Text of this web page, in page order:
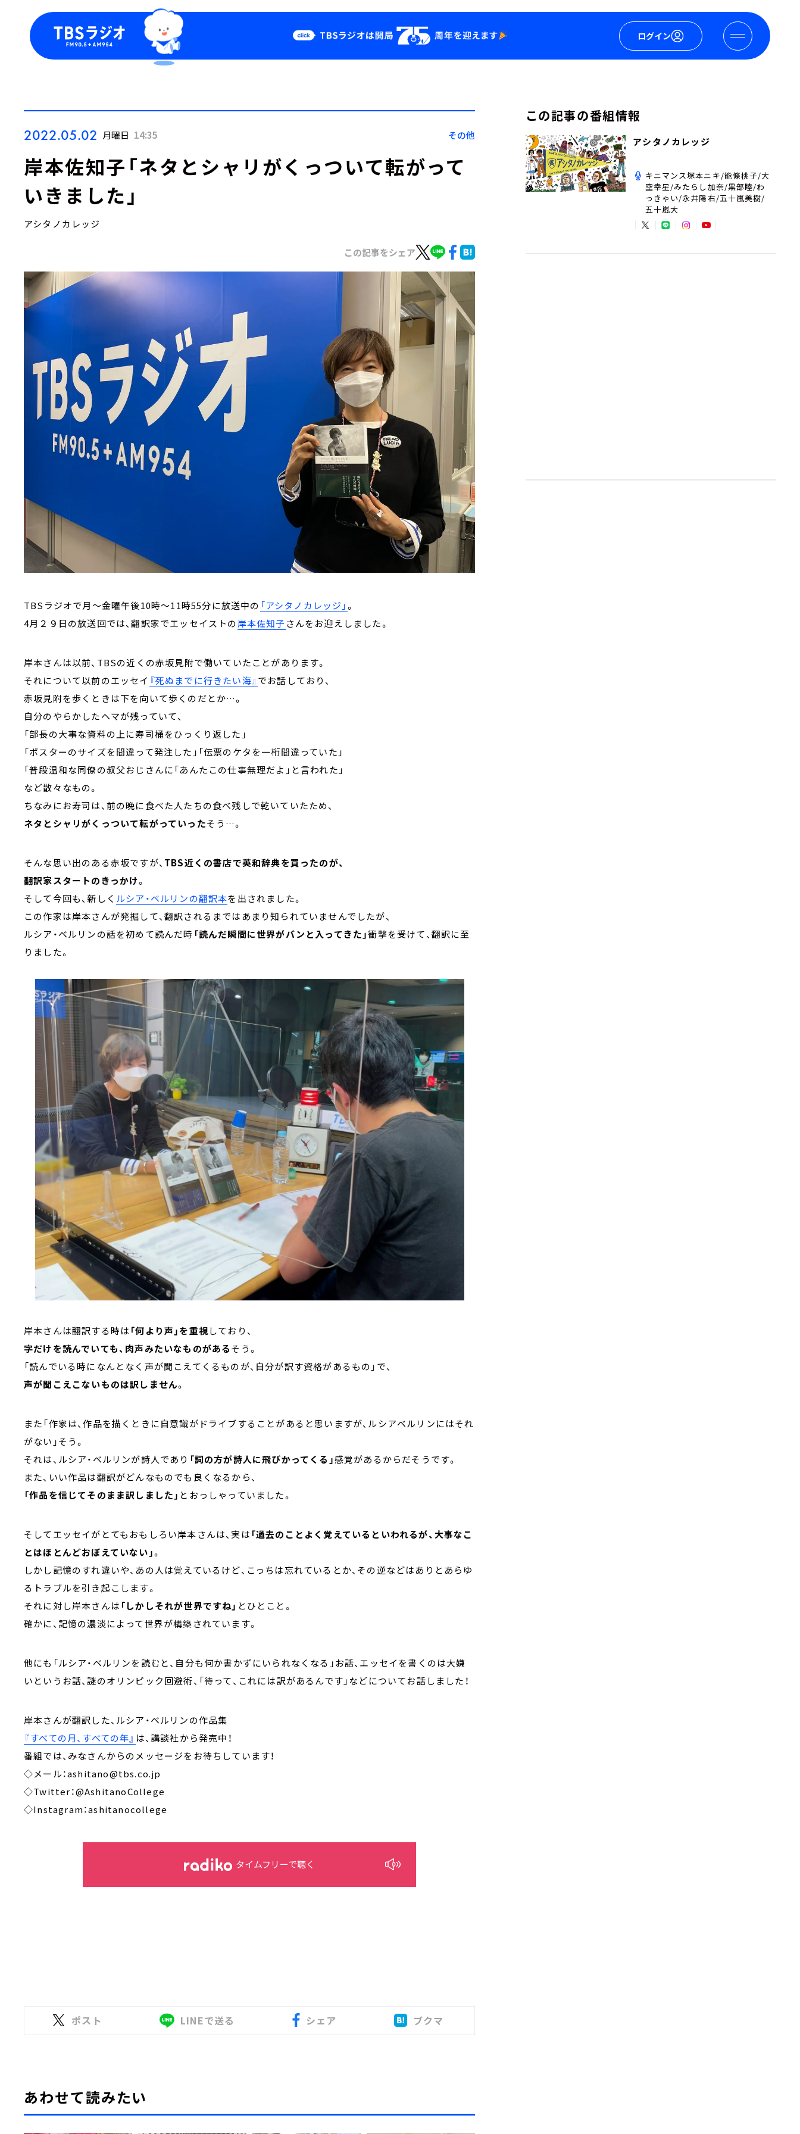
ログイン
Podcast
YouTube
2022.05.02 月曜日 14:35 その他
岸本佐知子「ネタとシャリがくっついて転がって
いきました」
アシタノカレッジ
この記事をシェア
TBSラジオで月～金曜午後10時～11時55分に放送中の 「アシタノカレッジ」。
4月２９日の放送回では、翻訳家でエッセイストの岸本佐知子さんをお迎えしました。
岸本さんは以前、TBSの近くの赤坂見附で働いていたことがあります。
それについて以前のエッセイ 『死ぬまでに行きたい海』 でお話しており、
赤坂見附を歩くときは下を向いて歩くのだとか…。
自分のやらかしたヘマが残っていて、
「部長の大事な資料の上に寿司桶をひっくり返した」
「ポスターのサイズを間違って発注した」「伝票のケタを一桁間違っていた」
「普段温和な同僚の叔父おじさんに「あんたこの仕事無理だよ」と言われた」
など散々なもの。
ちなみにお寿司は、前の晩に食べた人たちの食べ残しで乾いていたため、
ネタとシャリがくっついて転がっていったそう…。
そんな思い出のある赤坂ですが、 TBS近くの書店で英和辞典を買ったのが、
翻訳家スタートのきっかけ。
そして今回も、新しく ルシア・ベルリンの翻訳本を出されました。
この作家は岸本さんが発掘して、翻訳されるまではあまり知られていませんでしたが、
ルシア・ベルリンの話を初めて読んだ時 「読んだ瞬間に世界がバンと入ってきた」衝撃を受けて、翻訳に至
りました。
岸本さんは翻訳する時は 「何より声」を重視しており、
字だけを読んでいても、肉声みたいなものがあるそう。
「読んでいる時になんとなく声が聞こえてくるものが、自分が訳す資格があるもの」で、
声が聞こえこないものは訳しません。
また「作家は、作品を描くときに自意識がドライブすることがあると思いますが、ルシアベルリンにはそれ
がない」そう。
それは、ルシア・ベルリンが詩人であり 「詞の方が詩人に飛びかってくる」感覚があるからだそうです。
また、いい作品は翻訳がどんなものでも良くなるから、
「作品を信じてそのまま訳しました」 とおっしゃっていました。
そしてエッセイがとてもおもしろい岸本さんは、実は 「過去のことよく覚えているといわれるが、大事なこ
とはほとんどおぼえていない」。
しかし記憶のすれ違いや、あの人は覚えているけど、こっちは忘れているとか、その逆などはありとあらゆ
るトラブルを引き起こします。
それに対し岸本さんは 「しかしそれが世界ですね」 とひとこと。
確かに、記憶の濃淡によって世界が構築されています。
他にも「ルシア・ベルリンを読むと、自分も何か書かずにいられなくなる」お話、エッセイを書くのは大嫌
いというお話、謎のオリンピック回避術、「待って、これには訳があるんです」などについてお話しました！
岸本さんが翻訳した、ルシア・ベルリンの作品集
『すべての月、すべての年』 は、講談社から発売中！
番組では、みなさんからのメッセージをお待ちしています！
◇メール：ashitano@tbs.co.jp
◇Twitter：@AshitanoCollege
◇Instagram：ashitanocollege
タイムフリーで聴く
ポスト LINEで送る シェア ブクマ
あわせて読みたい
この記事の番組情報
アシタノカレッジ
キニマンス塚本ニキ/能條桃子/大
空幸星/みたらし加奈/黒部睦/わ
っきゃい/永井陽右/五十嵐美樹/
五十嵐大